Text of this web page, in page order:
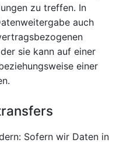
zu treffen. In
auch
sie kann auf einer
einer
Sofern wir Daten in